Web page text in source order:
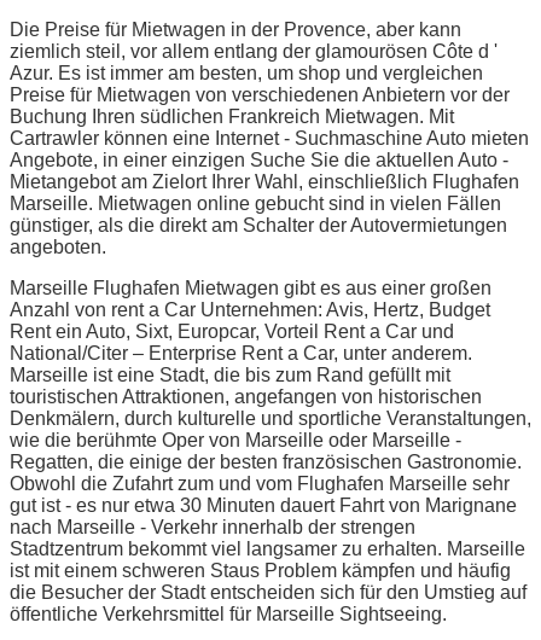
Die Preise für Mietwagen in der Provence, aber kann
ziemlich steil, vor allem entlang der glamourösen Côte d '
Azur. Es ist immer am besten, um shop und vergleichen
Preise für Mietwagen von verschiedenen Anbietern vor der
Buchung Ihren südlichen Frankreich Mietwagen. Mit
Cartrawler können eine Internet - Suchmaschine Auto mieten
Angebote, in einer einzigen Suche Sie die aktuellen Auto -
Mietangebot am Zielort Ihrer Wahl, einschließlich Flughafen
Marseille. Mietwagen online gebucht sind in vielen Fällen
günstiger, als die direkt am Schalter der Autovermietungen
angeboten.
Marseille Flughafen Mietwagen gibt es aus einer großen
Anzahl von rent a Car Unternehmen: Avis, Hertz, Budget
Rent ein Auto, Sixt, Europcar, Vorteil Rent a Car und
National/Citer – Enterprise Rent a Car, unter anderem.
Marseille ist eine Stadt, die bis zum Rand gefüllt mit
touristischen Attraktionen, angefangen von historischen
Denkmälern, durch kulturelle und sportliche Veranstaltungen,
wie die berühmte Oper von Marseille oder Marseille -
Regatten, die einige der besten französischen Gastronomie.
Obwohl die Zufahrt zum und vom Flughafen Marseille sehr
gut ist - es nur etwa 30 Minuten dauert Fahrt von Marignane
nach Marseille - Verkehr innerhalb der strengen
Stadtzentrum bekommt viel langsamer zu erhalten. Marseille
ist mit einem schweren Staus Problem kämpfen und häufig
die Besucher der Stadt entscheiden sich für den Umstieg auf
öffentliche Verkehrsmittel für Marseille Sightseeing.